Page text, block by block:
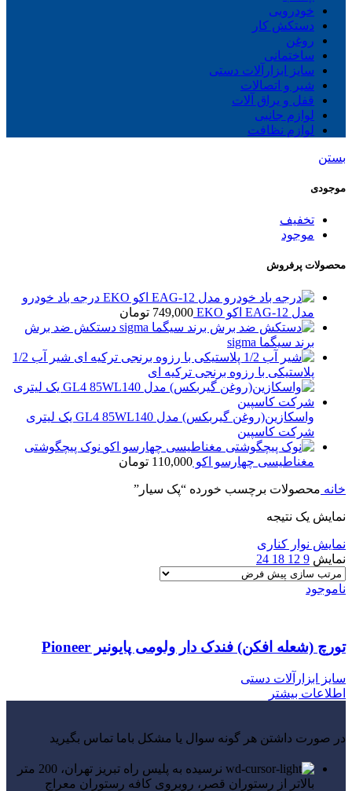
خودرویی
دستکش کار
روغن
ساختمانی
سایز ابزارآلات دستی
شیر و اتصالات
قفل و یراق آلات
لوازم جانبی
لوازم نظافت
بستن
موجودی
تخفیف
موجود
محصولات پرفروش
درجه باد خودرو
مدل EAG-12 اکو EKO
749,000 تومان
دستکش ضد برش
برند سیگما sigma
شیر آب 1/2
پلاستیکی با رزوه برنجی ترکیه ای
واسکازین(روغن گیربکس) مدل GL4 85WL140 یک لیتری
شرکت کاسپین
نوک پیچگوشتی
مغناطیسی چهارسو اکو 110,000 تومان
خانه محصولات برچسب خورده “پک سیار”
نمایش یک نتیجه
نمایش نوار کناری
نمایش 9
12
18
24
ناموجود
تورچ (شعله افکن) فندک دار ولومی پایونیر Pioneer
سایز ابزارآلات دستی
اطلاعات بیشتر
در صورت داشتن هر گونه سوال یا مشکل باما تماس بگیرید
نرسیده به پلیس راه تبریز تهران، 200 متر
بالاتر از رستوران قصر، روبروی کافه رستوران معراج